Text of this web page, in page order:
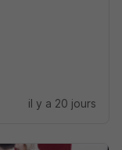
il y a 20 jours